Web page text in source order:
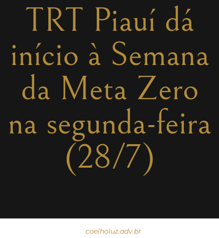
TRT Piauí dá
início à Semana
da Meta Zero
na segunda-feira
(28/7)
coelholuz.adv.br